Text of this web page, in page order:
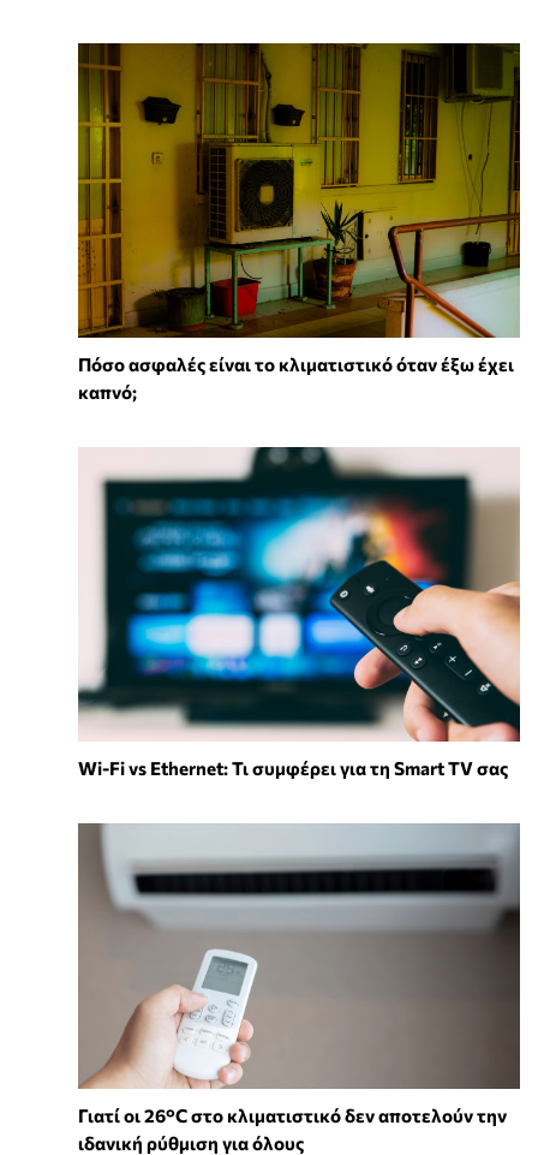
Πόσο ασφαλές είναι το κλιματιστικό όταν έξω έχει
καπνό;
Wi-Fi vs Ethernet: Τι συμφέρει για τη Smart TV σας
Γιατί οι 26°C στο κλιματιστικό δεν αποτελούν την
ιδανική ρύθμιση για όλους